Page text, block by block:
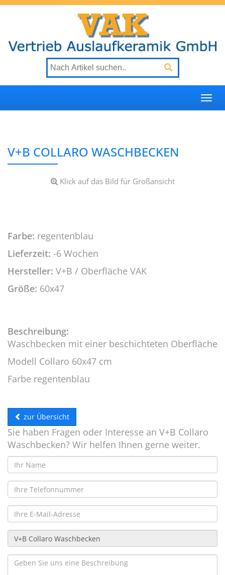
V+B COLLARO WASCHBECKEN
Klick auf das Bild für Großansicht
Farbe: regentenblau
Lieferzeit: -6 Wochen
Hersteller: V+B / Oberfläche VAK
Größe: 60x47
Beschreibung:
Waschbecken mit einer beschichteten Oberfläche
Modell Collaro 60x47 cm
Farbe regentenblau
zur Übersicht
Sie haben Fragen oder Interesse an V+B Collaro
Waschbecken? Wir helfen Ihnen gerne weiter.